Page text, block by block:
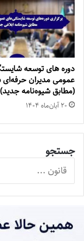
دوره های توسعه
(مطابق شیوه‌نامه جدید)
۲۰ آبان‌ماه ۱۴۰۴
جستجو